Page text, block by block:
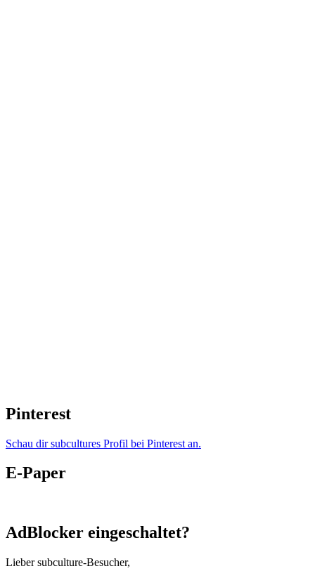
Pinterest
Schau dir subcultures Profil bei Pinterest an.
E-Paper
AdBlocker eingeschaltet?
Lieber subculture-Besucher,